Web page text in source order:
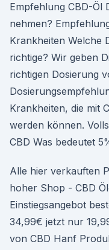
Empfehlung CBD-Öl
nehmen?
Krankheiten Welche
richtige? Wir geben
richtigen Dosierung
Krankheiten, die mit
werden können.
CBD Was bedeutet
Alle hier verkauften
hoher Shop - CBD
Einstiegsangebot
34,99€ jetzt nur
von CBD Hanf